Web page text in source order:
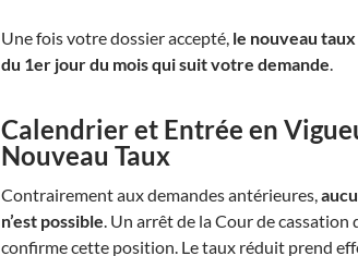
Une fois votre dossier accepté, le nouveau
du 1er jour du mois qui suit votre demande
Calendrier et Entrée en
Nouveau Taux
Contrairement aux demandes antérieures,
n’est possible . Un arrêt de la Cour de
confirme cette position. Le taux réduit prend